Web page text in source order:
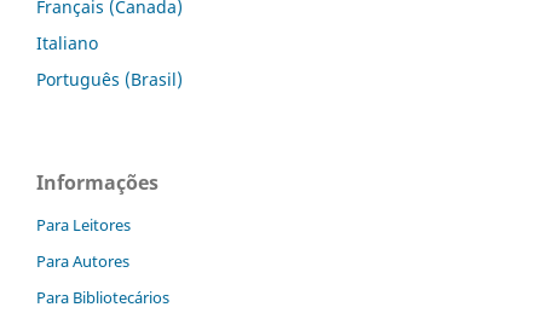
Français (Canada)
Italiano
Português (Brasil)
Informações
Para Leitores
Para Autores
Para Bibliotecários